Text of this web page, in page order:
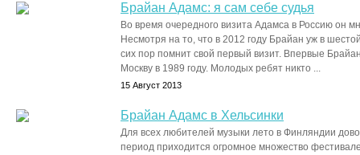
Брайан Адамс: я сам себе судья
Во время очередного визита Адамса в Россию он
Несмотря на то, что в 2012 году Брайан уж в
сих пор помнит свой первый визит. Впервые
Москву в 1989 году. Молодых ребят никто ...
15 Август 2013
Брайан Адамс в Хельсинки
Для всех любителей музыки лето в Финляндии
период приходится огромное множество